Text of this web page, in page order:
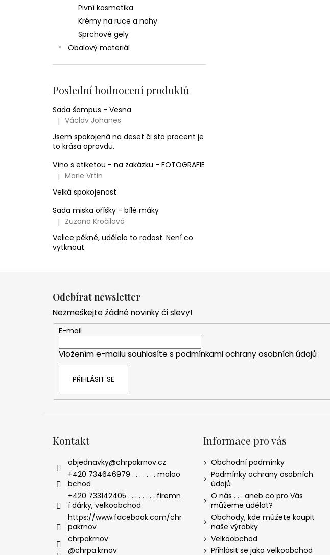
Pivní kosmetika
Krémy na ruce a nohy
Sprchové gely
Obalový materiál
Poslední hodnocení produktů
Sada šampus - Vesna
Hodnocení produktu je 5 z 5 hvězdiček.
| Václav Johanes
Jsem spokojenà na deset či sto procent je
to krása opravdu.
Víno s etiketou - na zakázku - FOTOGRAFIE
Hodnocení produktu je 5 z 5 hvězdiček.
| Marie Vrtin
Velká spokojenost
Sada miska oříšky - bílé máky
Hodnocení produktu je 5 z 5 hvězdiček.
| Zuzana Kročilová
Velice pěkné, udělalo to radost. Není co
vytknout.
Odebírat newsletter
Nezmeškejte žádné novinky či slevy!
E-mail
Vložením e-mailu souhlasíte s podmínkami ochrany osobních údajů
PŘIHLÁSIT SE
Kontakt
objednavky@chrpakrnov.cz
+420 734646979 . . . . . . . maloo
bchod
+420 733142405 . . . . . . . . firemn
í dárky, velkoobchod
https://www.facebook.com/chr
pakrnov
chrpakrnov
@chrpa.krnov
Informace pro vás
Obchodní podmínky
Podmínky ochrany osobních
údajů
O nás . . . aneb co pro Vás
můžeme udělat?
Obchody, kde můžete koupit
naše výrobky
Velkoobchod
Přihlásit se jako velkoobchod